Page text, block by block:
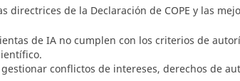
directrices de la Declaración de COPE y las
de IA no cumplen con los criterios de
conflictos de intereses, derechos de